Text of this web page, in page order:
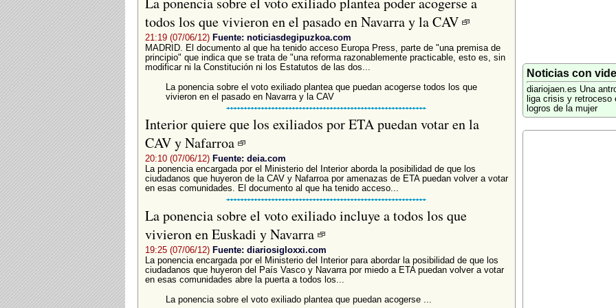
todos los que vivieron en el pasado en Navarra y la CAV
21:19 (07/06/12) Fuente: noticiasdegipuzkoa.com
MADRID. El documento al que ha tenido acceso Europa Press, parte de "una premisa de
principio" que indica que se trata de "una reforma razonablemente practicable, esto es, sin
modificar ni la Constitución ni los Estatutos de las dos...
La ponencia sobre el voto exiliado plantea que puedan acogerse todos los que
vivieron en el pasado en Navarra y la CAV
Interior quiere que los exiliados por ETA puedan votar en la
CAV y Nafarroa
20:10 (07/06/12) Fuente: deia.com
La ponencia encargada por el Ministerio del Interior aborda la posibilidad de que los
ciudadanos que huyeron de la CAV y Nafarroa por amenazas de ETA puedan volver a votar
en esas comunidades. El documento al que ha tenido acceso...
La ponencia sobre el voto exiliado incluye a todos los que
vivieron en Euskadi y Navarra
19:25 (07/06/12) Fuente: diariosigloxxi.com
La ponencia encargada por el Ministerio del Interior para abordar la posibilidad de que los
ciudadanos que huyeron del País Vasco y Navarra por miedo a ETA puedan volver a votar
en esas comunidades abre la puerta a todos los...
La ponencia sobre el voto exiliado plantea que puedan acogerse ...
Noticias con
diariojaen.es Una
liga crisis y retroceso
logros de la mujer